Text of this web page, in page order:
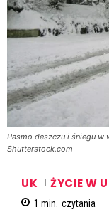
Pasmo deszczu i śniegu w
Shutterstock.com
UK ŻYCIE W
1 min. czytania